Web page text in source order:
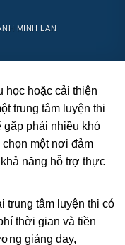
MINH LAN
hoặc cải thiện
trung tâm luyện thi
gặp phải nhiều khó
một nơi đảm
năng hỗ trợ thực
trung tâm luyện thi có
thời gian và tiền
giảng dạy,